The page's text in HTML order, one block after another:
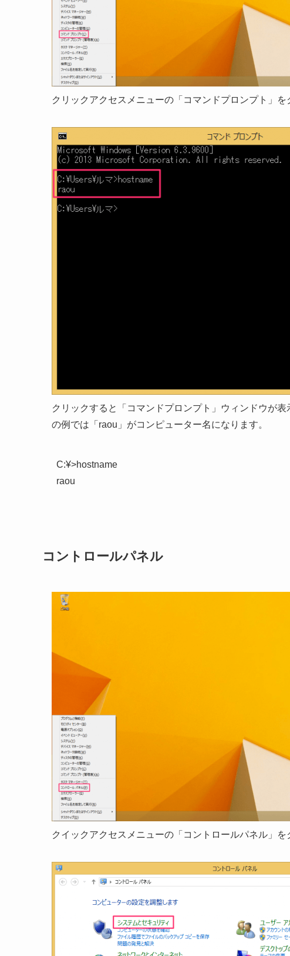
クリックアクセスメニューの「コマンドプロンプト」を
クリックすると「コマンドプロンプト」ウィンドウが
の例では「raou」がコンピューター名になります。
C:¥>hostname
コントロールパネル
クイックアクセスメニューの「コントロールパネル」を